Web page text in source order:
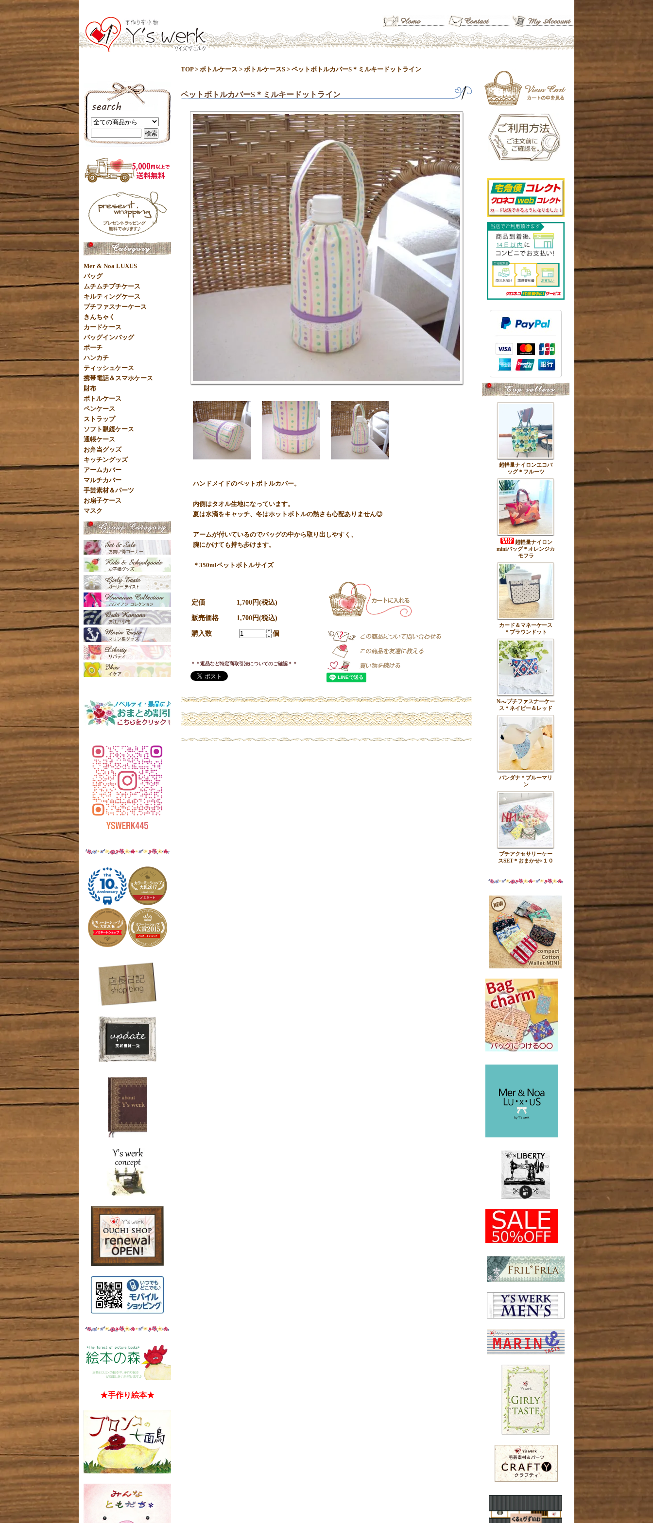
TOP> ボトルケース > ボトルケースS > ペットボトルカバーS＊ミルキードットライン
ペットボトルカバーS＊ミルキードットライン
ハンドメイドのペットボトルカバー。
内側はタオル生地になっています。
夏は水滴をキャッチ、冬はホットボトルの熱さも心配ありません◎
アームが付いているのでバッグの中から取り出しやすく、
腕にかけても持ち歩けます。
＊350mlペットボトルサイズ
定価 1,700円(税込)
販売価格 1,700円(税込)
購入数 個
＊＊返品など特定商取引法についてのご確認＊＊
Mer & Noa LUXUS
バッグ
ムチムチプチケース
キルティングケース
プチファスナーケース
きんちゃく
カードケース
バッグインバッグ
ポーチ
ハンカチ
ティッシュケース
携帯電話＆スマホケース
財布
ボトルケース
ペンケース
ストラップ
ソフト眼鏡ケース
通帳ケース
お弁当グッズ
キッチングッズ
アームカバー
マルチカバー
手芸素材＆パーツ
お扇子ケース
マスク
★手作り絵本★
超軽量ナイロンエコバ
ッグ＊フルーツ
超軽量ナイロン
miniバッグ＊オレンジカ
モフラ
カード＆マネーケース
＊ブラウンドット
Newプチファスナーケー
ス＊ネイビー＆レッド
バンダナ＊ブルーマリ
ン
プチアクセサリーケー
スSET＊おまかせ×１０